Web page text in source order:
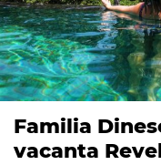
Familia
vacanta